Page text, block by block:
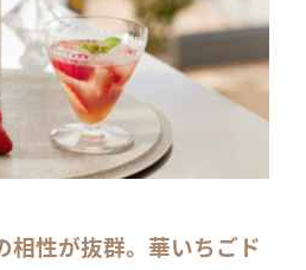
相性が抜群。華いちごド